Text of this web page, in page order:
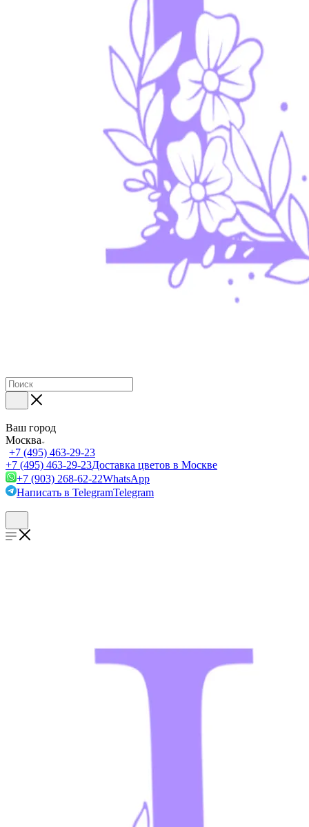
Ваш город
Москва
+7 (495) 463-29-23
+7 (495) 463-29-23Доставка цветов в Москве
+7 (903) 268-62-22WhatsApp
Написать в TelegramTelegram